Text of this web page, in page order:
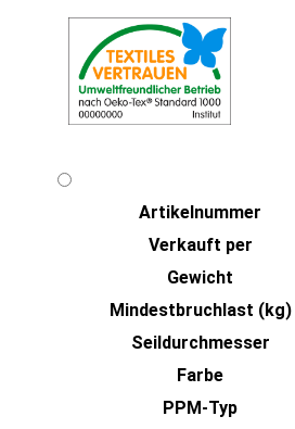
Artikeln‌ummer
Verkauft per
Gewicht
Mindestbruchlast (kg)
Seildurchmesser
Farbe
PPM-Typ